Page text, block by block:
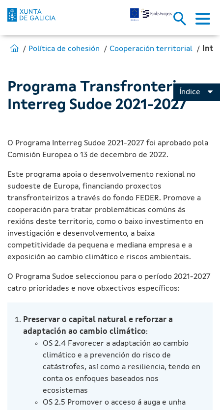
Interreg Sudoe - Fondos
Skip to Main Content
Estás en:
Ir para Fondos Europeos
Política de cohesión Cooperación territorial
Programa Transfronterizo
Interreg Sudoe 2021-2027
O Programa Interreg Sudoe 2021-2027 foi aprobado pola
Comisión Europea o 13 de decembro de 2022.
Este programa apoia o desenvolvemento rexional no
sudoeste de Europa, financiando proxectos
transfronteirizos a través do fondo FEDER. Promove a
cooperación para tratar problemáticas comúns ás
rexións deste territorio, como o baixo investimento en
investigación e desenvolvemento, a baixa
competitividade da pequena e mediana empresa e a
exposición ao cambio climático e riscos ambientais.
O Programa Sudoe seleccionou para o período 2021-2027
catro prioridades e nove obxectivos específicos:
Preservar o capital natural e reforzar a
adaptación ao cambio climático:
OS 2.4 Favorecer a adaptación ao cambio
climático e a prevención do risco de
catástrofes, así como a resiliencia, tendo en
conta os enfoques baseados nos
ecosistemas
OS 2.5 Promover o acceso á auga e unha
Índice